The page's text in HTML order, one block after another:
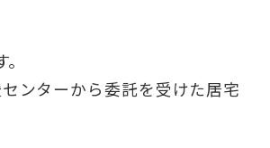
ンターから委託を受けた居宅